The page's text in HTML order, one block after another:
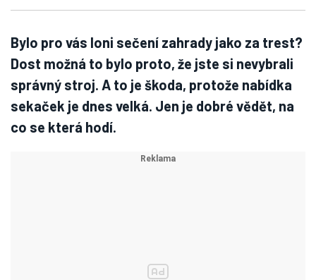
Bylo pro vás loni sečení zahrady jako za trest?
Dost možná to bylo proto, že jste si nevybrali
správný stroj. A to je škoda, protože nabídka
sekaček je dnes velká. Jen je dobré vědět, na
co se která hodí.